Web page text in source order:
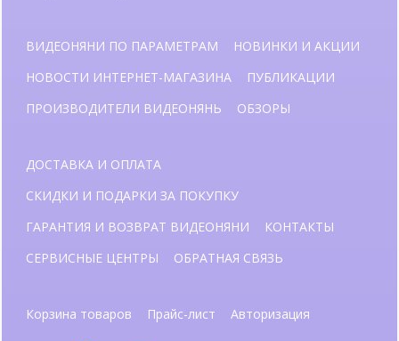
ВИДЕОНЯНИ ПО ПАРАМЕТРАМ
НОВИНКИ И АКЦИИ
НОВОСТИ ИНТЕРНЕТ-МАГАЗИНА
ПУБЛИКАЦИИ
ПРОИЗВОДИТЕЛИ ВИДЕОНЯНЬ
ОБЗОРЫ
ДОСТАВКА И ОПЛАТА
СКИДКИ И ПОДАРКИ ЗА ПОКУПКУ
ГАРАНТИЯ И ВОЗВРАТ ВИДЕОНЯНИ
КОНТАКТЫ
СЕРВИСНЫЕ ЦЕНТРЫ
ОБРАТНАЯ СВЯЗЬ
Корзина товаров Прайс-лист Авторизация